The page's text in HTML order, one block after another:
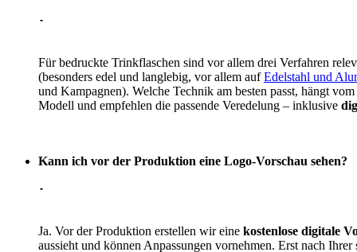
Für bedruckte Trinkflaschen sind vor allem drei Verfahren
(besonders edel und langlebig, vor allem aufEdelstahl und
und Kampagnen). Welche Technik am besten passt, hängt
Modell und empfehlen die passende Veredelung – inklusive
Kann ich vor der Produktion eine Logo-Vorschau sehen?
Ja. Vor der Produktion erstellen wir eine kostenlose digitale
aussieht und können Anpassungen vornehmen. Erst nach